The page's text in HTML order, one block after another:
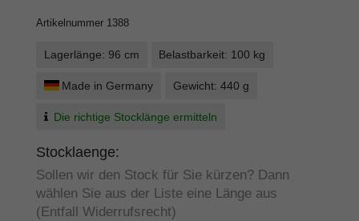
Artikelnummer 1388
Lagerlänge: 96 cm Belastbarkeit: 100 kg
Made in Germany Gewicht: 440 g
Die richtige Stocklänge ermitteln
Stocklaenge:
Sollen wir den Stock für Sie kürzen? Dann
wählen Sie aus der Liste eine Länge aus
(Entfall Widerrufsrecht)